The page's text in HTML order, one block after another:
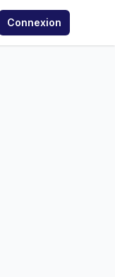
Connexion